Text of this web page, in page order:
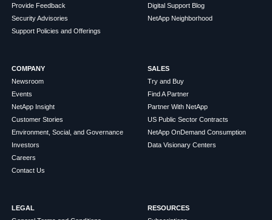
Provide Feedback
Security Advisories
Support Policies and Offerings
Digital Support Blog
NetApp Neighborhood
COMPANY
Newsroom
Events
NetApp Insight
Customer Stories
Environment, Social, and Governance
Investors
Careers
Contact Us
SALES
Try and Buy
Find A Partner
Partner With NetApp
US Public Sector Contracts
NetApp OnDemand Consumption
Data Visionary Centers
LEGAL
RESOURCES